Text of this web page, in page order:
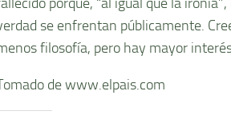
se enfrentan públicamente.
filosofía, pero hay mayor
de www.elpais.com